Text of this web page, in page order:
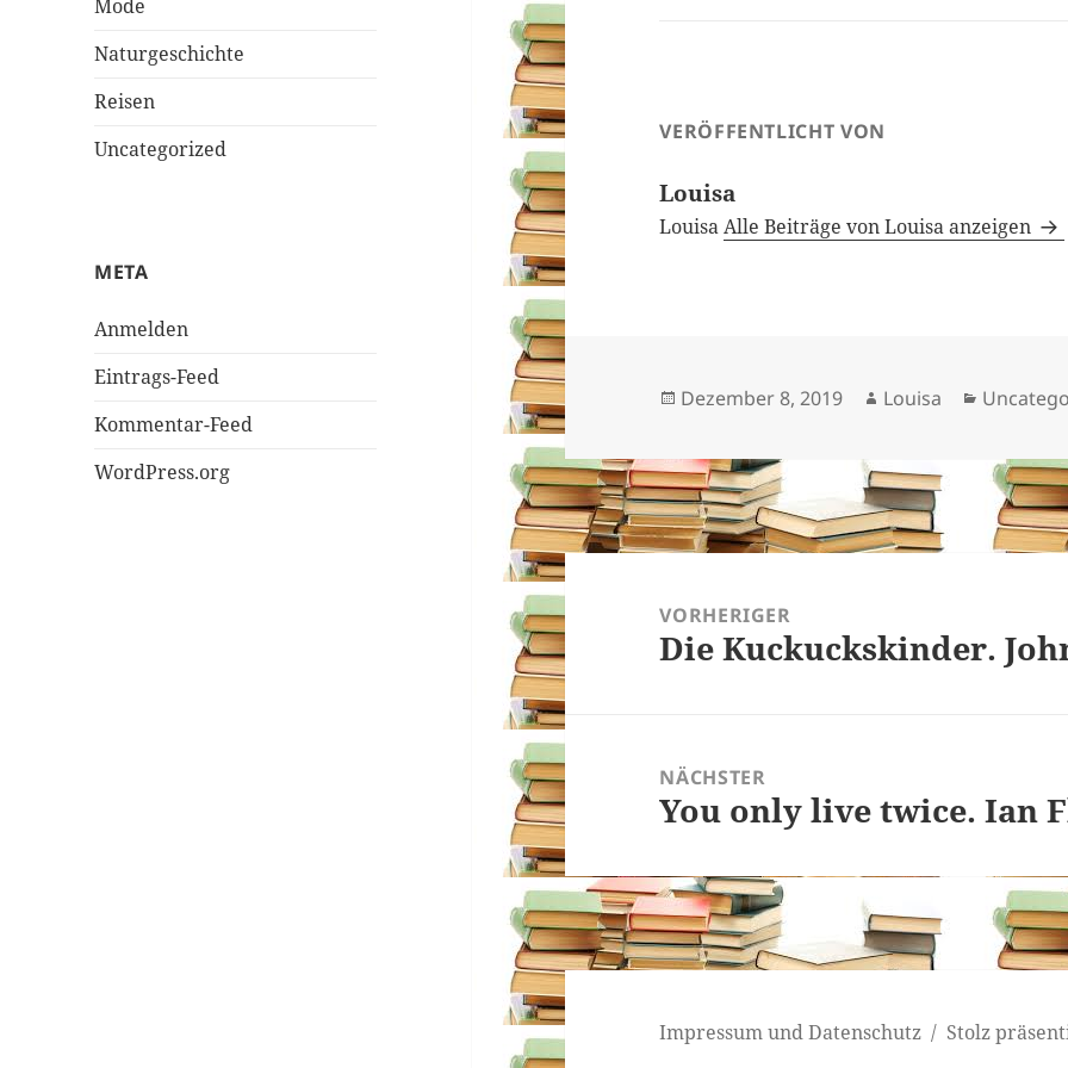
Mode
Naturgeschichte
Reisen
Uncategorized
META
Anmelden
Eintrags-Feed
Kommentar-Feed
WordPress.org
VERÖFFENTLICHT VON
Louisa
LouisaAlle Beiträge von Louisa anzeigen
Veröffentlicht
Dezember 8, 2019 Autor
Louisa
Beitragsnavigation
VORHERIGER
Vorheriger
Die Kuckuckskinder.
NÄCHSTER
Nächster
You only live twice. Ian
Impressum und Datenschutz Stolz